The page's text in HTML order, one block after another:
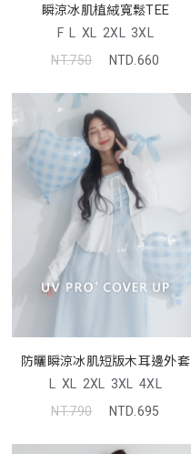
瞬涼冰肌植絨寬鬆TEE
F L XL 2XL 3XL
NT.750
NTD.660
防曬瞬涼冰肌短版木耳邊外套
L XL 2XL 3XL 4XL
NT.790
NTD.695